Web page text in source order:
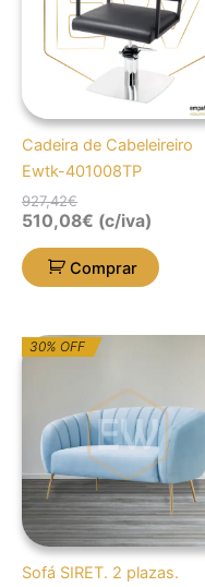
Cadeira de Cabeleireiro
Ewtk-401008TP
927,42€
510,08€ (c/iva)
Comprar
30% OFF
Sofá SIRET. 2 plazas.
O
preço
era:
773,67€.
O
preço
541,57€.